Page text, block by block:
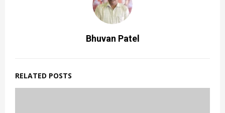
Bhuvan Patel
RELATED POSTS